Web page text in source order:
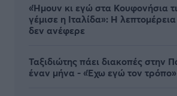
«Ήμουν κι εγώ στα Κουφονήσια
γέμισε η Ιταλίδα»: Η
δεν ανέφερε
Ταξιδιώτης πάει διακοπές στην
έναν μήνα - «Έχω εγώ τον τρόπο»